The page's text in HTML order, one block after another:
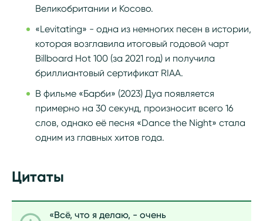
Великобритании и Косово.
«Levitating» - одна из немногих песен в истории,
которая возглавила итоговый годовой чарт
Billboard Hot 100 (за 2021 год) и получила
бриллиантовый сертификат RIAA.
В фильме «Барби» (2023) Дуа появляется
примерно на 30 секунд, произносит всего 16
слов, однако её песня «Dance the Night» стала
одним из главных хитов года.
Цитаты
«Всё, что я делаю, - очень